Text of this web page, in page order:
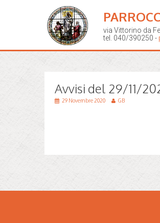
via Vittorino da
tel. 040/390250 -
Avvisi del 29/11/
29 Novembre 2020 GB